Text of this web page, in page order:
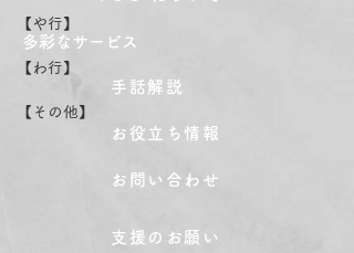
【や行】
【わ行】
【その他】
​多彩なサービス
手話解説
お役立ち情報
お問い合わせ
支援のお願い